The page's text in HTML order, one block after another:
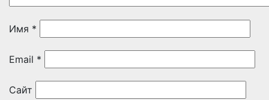
Имя *
Email *
Сайт